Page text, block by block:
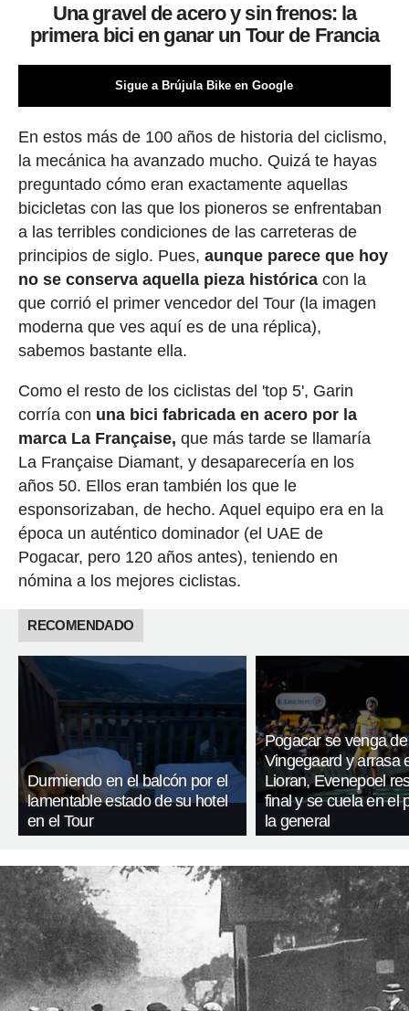
Una gravel de acero y sin frenos: la
primera bici en ganar un Tour de Francia
Sigue a Brújula Bike en Google
En estos más de 100 años de historia del ciclismo,
la mecánica ha avanzado mucho. Quizá te hayas
preguntado cómo eran exactamente aquellas
bicicletas con las que los pioneros se enfrentaban
a las terribles condiciones de las carreteras de
principios de siglo. Pues, aunque parece que hoy
no se conserva aquella pieza históricacon la
que corrió el primer vencedor del Tour (la imagen
moderna que ves aquí es de una réplica),
sabemos bastante ella.
Como el resto de los ciclistas del 'top 5', Garin
corría con una bici fabricada en acero por la
marca La Française, que más tarde se llamaría
La Française Diamant, y desaparecería en los
años 50. Ellos eran también los que le
esponsorizaban, de hecho. Aquel equipo era en la
época un auténtico dominador (el UAE de
Pogacar, pero 120 años antes), teniendo en
nómina a los mejores ciclistas.
RECOMENDADO
Durmiendo en el balcón por el
lamentable estado de su hotel
en el Tour
Pogacar se venga de
Vingegaard y arrasa
Lioran, Evenepoel
final y se cuela en el
la general